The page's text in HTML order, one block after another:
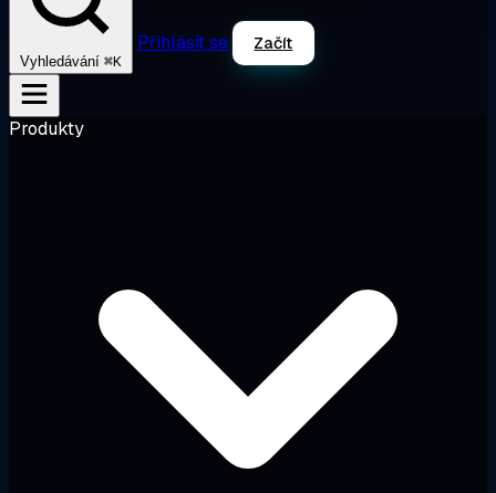
Vyhledávání ⌘K
Přihlásit se Začít
Produkty